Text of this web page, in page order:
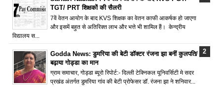
TGT/ PRT शिक्षकों की सैलरी
7वें वेतन आयोग के बाद KVS शिक्षक का वेतन काफी आकर्षक हो जाएगा
और इसमें बहुत से अतिरिक्त लाभ और भत्ते भी शामिल हैं। केन्द्रीय
विद्यालय स...
Godda News: डुमरिया की बेटी डॉक्टर रंजना झा बनीं कुलपति/
बढ़ाया गोड्डा का मान
ग्राम समाचार, गोड्डा ब्यूरो रिपोर्ट:- दिल्ली टेक्निकल यूनिवर्सिटी मे सदर
प्रखंड अंतर्गत डुमरिया गांव की बेटी प्रोफेसर डॉ. रंजना झा ने शनिवार...